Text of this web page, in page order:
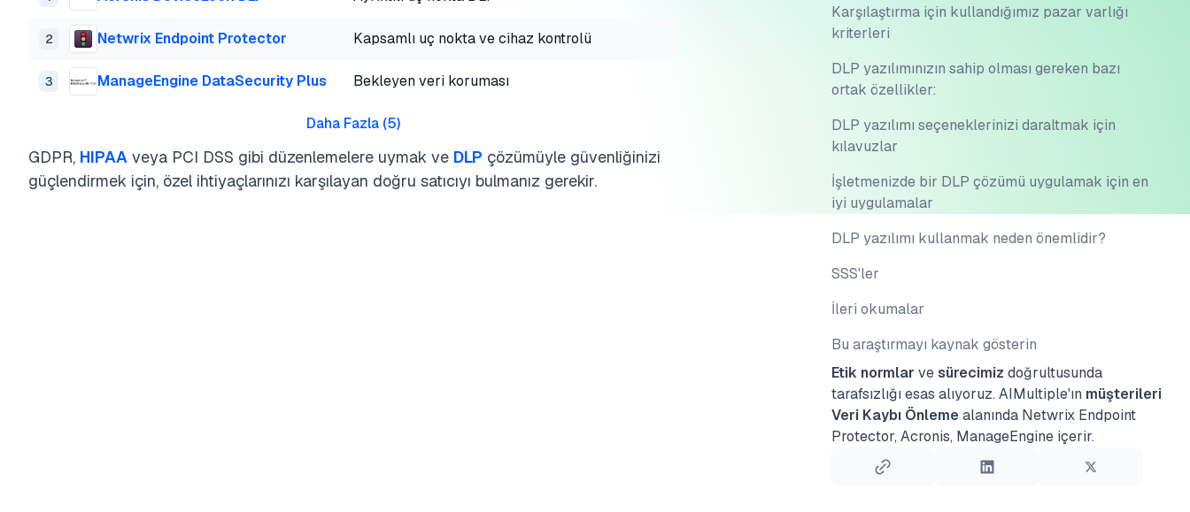
2 Netwrix Endpoint Protector Kapsamlı uç nokta ve cihaz kontrolü
3 ManageEngine DataSecurity Plus Bekleyen veri koruması
Daha Fazla(5)
GDPR, HIPAA veya PCI DSS gibi düzenlemelere uymak ve DLP çözümüyle güvenliğinizi
güçlendirmek için, özel ihtiyaçlarınızı karşılayan doğru satıcıyı bulmanız gerekir.
Karşılaştırma için kullandığımız pazar varlığı
kriterleri
DLP yazılımınızın sahip olması gereken bazı
ortak özellikler:
DLP yazılımı seçeneklerinizi daraltmak için
kılavuzlar
İşletmenizde bir DLP çözümü uygulamak için en
iyi uygulamalar
DLP yazılımı kullanmak neden önemlidir?
SSS'ler
İleri okumalar
Bu araştırmayı kaynak gösterin
Etik normlar vesürecimiz doğrultusunda
tarafsızlığı esas alıyoruz. AIMultiple'ın müşterileri
Veri Kaybı Önleme alanında Netwrix Endpoint
Protector, Acronis, ManageEngine içerir.